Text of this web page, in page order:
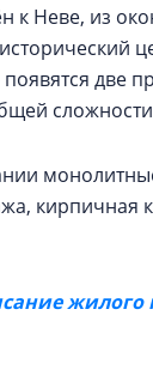
к Неве, из
две
кирпичная
жилого